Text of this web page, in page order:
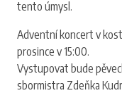
tento úmysl.
Adventní koncert v
prosince v 15:00.
Vystupovat bude
sbormistra Zdeňka